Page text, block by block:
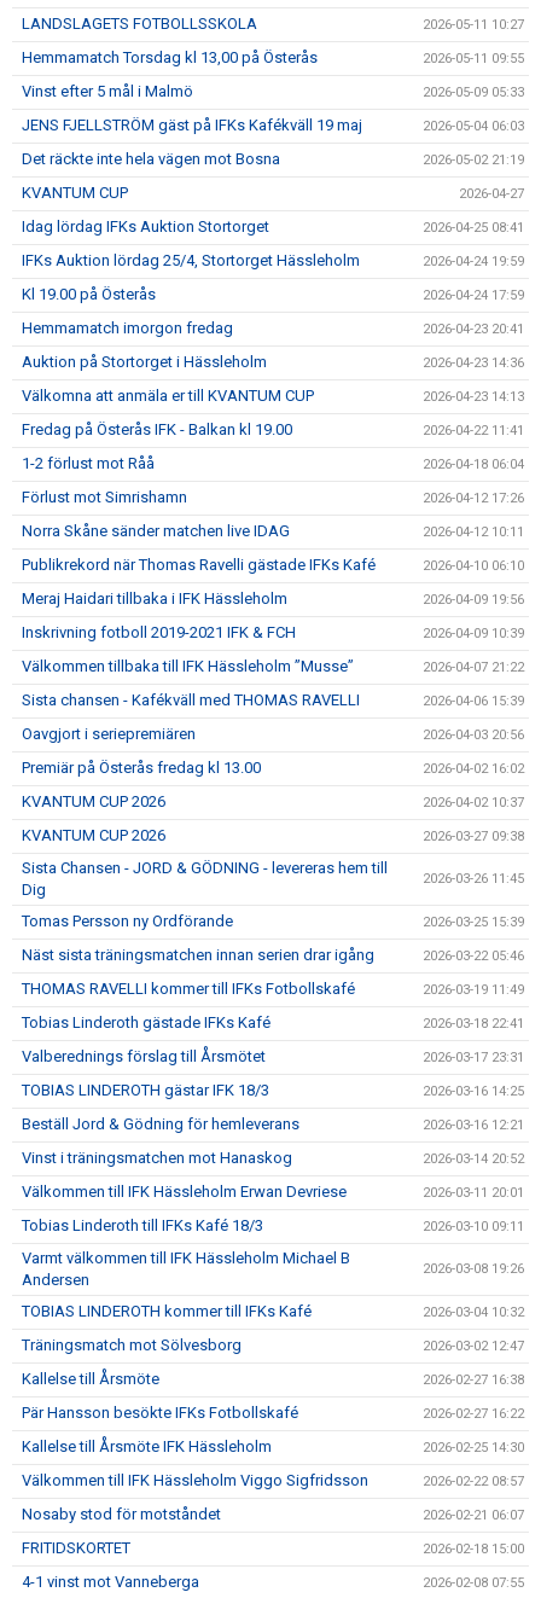
LANDSLAGETS FOTBOLLSSKOLA 2026-05-11 10:27
Hemmamatch Torsdag kl 13,00 på Österås 2026-05-11 09:55
Vinst efter 5 mål i Malmö 2026-05-09 05:33
JENS FJELLSTRÖM gäst på IFKs Kafékväll 19 maj 2026-05-04 06:03
Det räckte inte hela vägen mot Bosna 2026-05-02 21:19
KVANTUM CUP 2026-04-27
Idag lördag IFKs Auktion Stortorget 2026-04-25 08:41
IFKs Auktion lördag 25/4, Stortorget Hässleholm 2026-04-24 19:59
Kl 19.00 på Österås 2026-04-24 17:59
Hemmamatch imorgon fredag 2026-04-23 20:41
Auktion på Stortorget i Hässleholm 2026-04-23 14:36
Välkomna att anmäla er till KVANTUM CUP 2026-04-23 14:13
Fredag på Österås IFK - Balkan kl 19.00 2026-04-22 11:41
1-2 förlust mot Råå 2026-04-18 06:04
Förlust mot Simrishamn 2026-04-12 17:26
Norra Skåne sänder matchen live IDAG 2026-04-12 10:11
Publikrekord när Thomas Ravelli gästade IFKs Kafé 2026-04-10 06:10
Meraj Haidari tillbaka i IFK Hässleholm 2026-04-09 19:56
Inskrivning fotboll 2019-2021 IFK & FCH 2026-04-09 10:39
Välkommen tillbaka till IFK Hässleholm ”Musse” 2026-04-07 21:22
Sista chansen - Kafékväll med THOMAS RAVELLI 2026-04-06 15:39
Oavgjort i seriepremiären 2026-04-03 20:56
Premiär på Österås fredag kl 13.00 2026-04-02 16:02
KVANTUM CUP 2026 2026-04-02 10:37
KVANTUM CUP 2026 2026-03-27 09:38
Sista Chansen - JORD & GÖDNING - levereras hem till
Dig
2026-03-26 11:45
Tomas Persson ny Ordförande 2026-03-25 15:39
Näst sista träningsmatchen innan serien drar igång 2026-03-22 05:46
THOMAS RAVELLI kommer till IFKs Fotbollskafé 2026-03-19 11:49
Tobias Linderoth gästade IFKs Kafé 2026-03-18 22:41
Valberednings förslag till Årsmötet 2026-03-17 23:31
TOBIAS LINDEROTH gästar IFK 18/3 2026-03-16 14:25
Beställ Jord & Gödning för hemleverans 2026-03-16 12:21
Vinst i träningsmatchen mot Hanaskog 2026-03-14 20:52
Välkommen till IFK Hässleholm Erwan Devriese 2026-03-11 20:01
Tobias Linderoth till IFKs Kafé 18/3 2026-03-10 09:11
Varmt välkommen till IFK Hässleholm Michael B
Andersen
2026-03-08 19:26
TOBIAS LINDEROTH kommer till IFKs Kafé 2026-03-04 10:32
Träningsmatch mot Sölvesborg 2026-03-02 12:47
Kallelse till Årsmöte 2026-02-27 16:38
Pär Hansson besökte IFKs Fotbollskafé 2026-02-27 16:22
Kallelse till Årsmöte IFK Hässleholm 2026-02-25 14:30
Välkommen till IFK Hässleholm Viggo Sigfridsson 2026-02-22 08:57
Nosaby stod för motståndet 2026-02-21 06:07
FRITIDSKORTET 2026-02-18 15:00
4-1 vinst mot Vanneberga 2026-02-08 07:55